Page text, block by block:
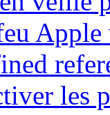
les